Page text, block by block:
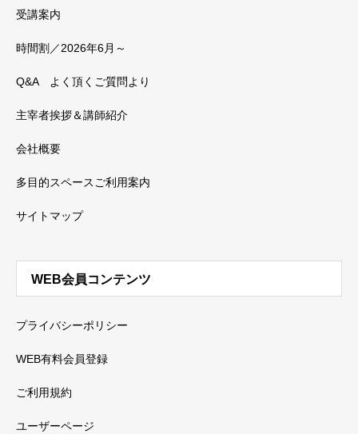
受講案内
時間割／2026年6月～
Q&A よく頂くご質問より
主宰者挨拶＆講師紹介
会社概要
多目的スペースご利用案内
サイトマップ
WEB会員コンテンツ
プライバシーポリシー
WEB有料会員登録
ご利用規約
ユーザーページ